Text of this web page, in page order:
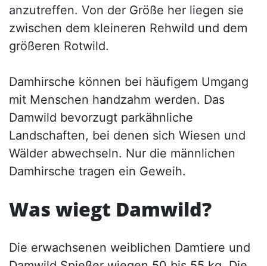
anzutreffen. Von der Größe her liegen sie
zwischen dem kleineren Rehwild und dem
größeren Rotwild.
Damhirsche können bei häufigem Umgang
mit Menschen handzahm werden. Das
Damwild bevorzugt parkähnliche
Landschaften, bei denen sich Wiesen und
Wälder abwechseln. Nur die männlichen
Damhirsche tragen ein Geweih.
Was wiegt Damwild?
Die erwachsenen weiblichen Damtiere und